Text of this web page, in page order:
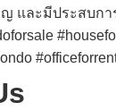
และมีประสบก